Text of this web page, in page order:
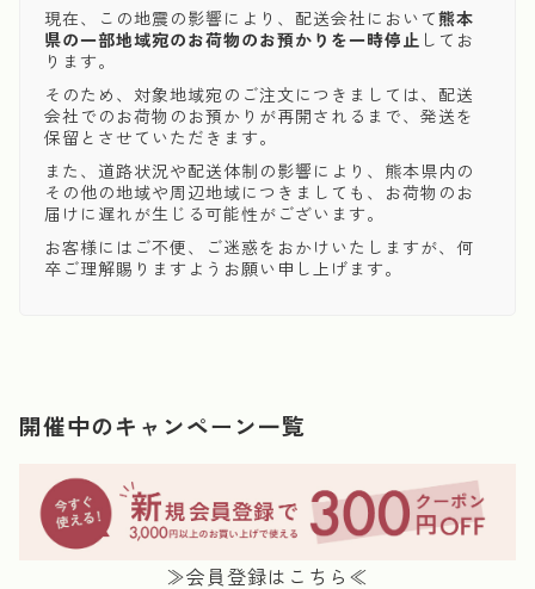
現在、この地震の影響により、配送会社において熊本
県の一部地域宛のお荷物のお預かりを一時停止 してお
ります。
そのため、対象地域宛のご注文につきましては、配送
会社でのお荷物のお預かりが再開されるまで、発送を
保留とさせていただきます。
また、道路状況や配送体制の影響により、熊本県内の
その他の地域や周辺地域につきましても、お荷物のお
届けに遅れが生じる可能性がございます。
お客様にはご不便、ご迷惑をおかけいたしますが、何
卒ご理解賜りますようお願い申し上げます。
開催中のキャンペーン一覧
≫会員登録はこちら≪